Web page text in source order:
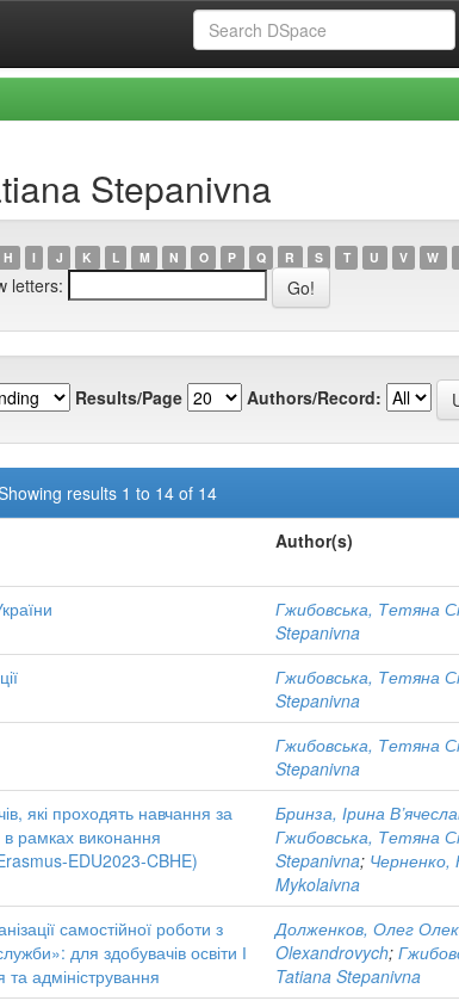
Stepanivna
H I J K L M N O P Q R S T U V W
letters:
Results/Page Authors/Record:
results 1 to 14 of 14
Author(s)
Гжибовська, Тетяна
Stepanivna
Гжибовська, Тетяна
Stepanivna
Гжибовська, Тетяна
Stepanivna
які проходять навчання за
в рамках виконання
EDU2023-CBHE)
Бринза, Ірина
Гжибовська, Тетяна
Stepanivna; Черненко,
Mykolaivna
самостійної роботи з
для здобувачів освіти І
та адміністрування
Долженков, Олег
Olexandrovych;
Tatiana Stepanivna